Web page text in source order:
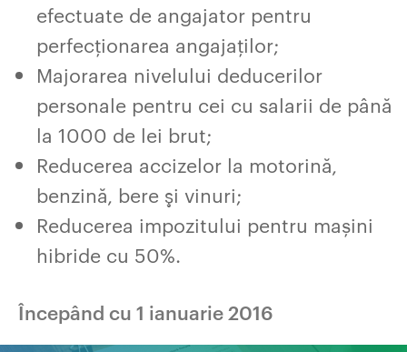
efectuate de angajator pentru
perfecționarea angajaților;
Majorarea nivelului deducerilor
personale pentru cei cu salarii de până
la 1000 de lei brut;
Reducerea accizelor la motorină,
benzină, bere şi vinuri;
Reducerea impozitului pentru mașini
hibride cu 50%.
Începând cu 1 ianuarie 2016